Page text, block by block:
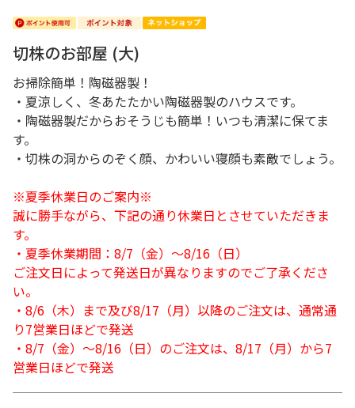
切株のお部屋 (大)
お掃除簡単！陶磁器製！
・夏涼しく、冬あたたかい陶磁器製のハウスです。
・陶磁器製だからおそうじも簡単！いつも清潔に保てま
す。
・切株の洞からのぞく顔、かわいい寝顔も素敵でしょう。
※夏季休業日のご案内※
誠に勝手ながら、下記の通り休業日とさせていただきま
す。
・夏季休業期間：8/7（金）～8/16（日）
ご注文日によって発送日が異なりますのでご了承くださ
い。
・8/6（木）まで及び8/17（月）以降のご注文は、通常通
り7営業日ほどで発送
・8/7（金）～8/16（日）のご注文は、8/17（月）から7
営業日ほどで発送